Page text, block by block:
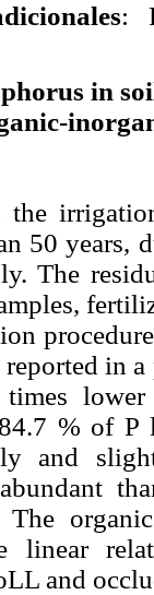
:
in
-
50 years,
The
in
times
% of P
and
linear
and